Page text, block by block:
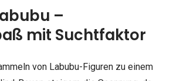
–
mit Suchtfaktor
von Labubu-Figuren zu einem